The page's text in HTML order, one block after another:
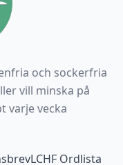
och sockerfria
vill minska på
varje vecka
LCHF Ordlista